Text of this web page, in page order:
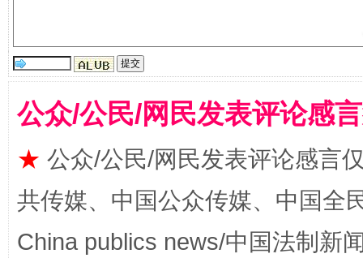
“刷贴”乱象丛生
揭批美国五大"原罪" "炒
公众/公民/网民发表评论感
★ 公众/公民/网民发表评论感言
共传媒、中国公众传媒、中国全
China publics news/中国法制新